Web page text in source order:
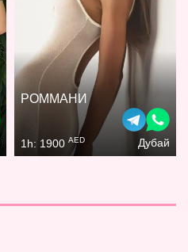
РОММАНИ
1h: 1900 AED Дубай